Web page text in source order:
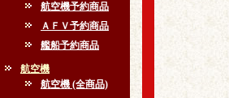
航空機予約商品
ＡＦＶ予約商品
艦船予約商品
航空機
航空機 (全商品)